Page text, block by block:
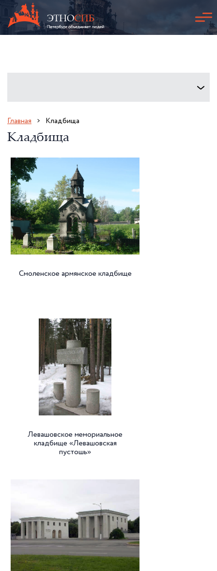
Главная Кладбища
Кладбища
Смоленское армянское кладбище
Левашовское мемориальное
кладбище «Левашовская
пустошь»